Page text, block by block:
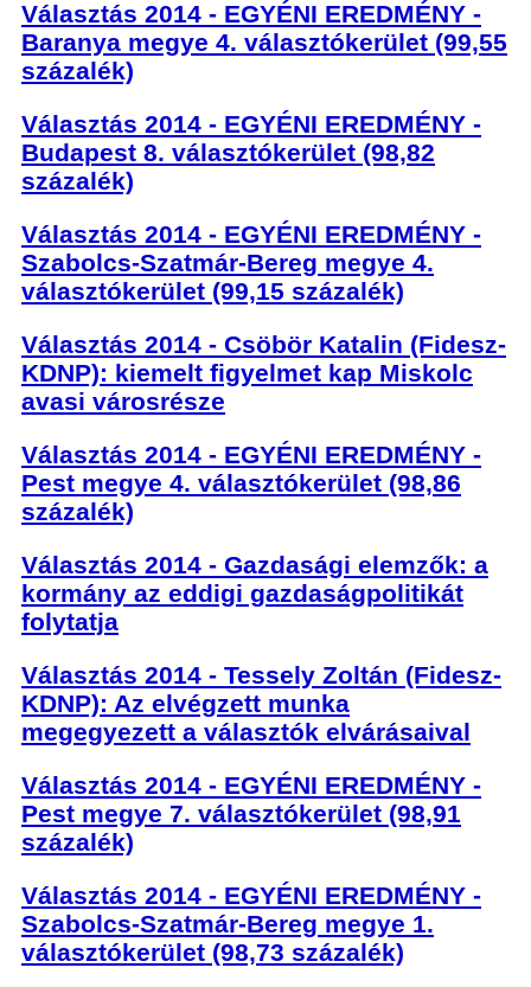
Választás 2014 - EGYÉNI EREDMÉNY -
Baranya megye 4. választókerület (99,55
százalék)
Választás 2014 - EGYÉNI EREDMÉNY -
Budapest 8. választókerület (98,82
százalék)
Választás 2014 - EGYÉNI EREDMÉNY -
Szabolcs-Szatmár-Bereg megye 4.
választókerület (99,15 százalék)
Választás 2014 - Csöbör Katalin (Fidesz-
KDNP): kiemelt figyelmet kap Miskolc
avasi városrésze
Választás 2014 - EGYÉNI EREDMÉNY -
Pest megye 4. választókerület (98,86
százalék)
Választás 2014 - Gazdasági elemzők: a
kormány az eddigi gazdaságpolitikát
folytatja
Választás 2014 - Tessely Zoltán (Fidesz-
KDNP): Az elvégzett munka
megegyezett a választók elvárásaival
Választás 2014 - EGYÉNI EREDMÉNY -
Pest megye 7. választókerület (98,91
százalék)
Választás 2014 - EGYÉNI EREDMÉNY -
Szabolcs-Szatmár-Bereg megye 1.
választókerület (98,73 százalék)